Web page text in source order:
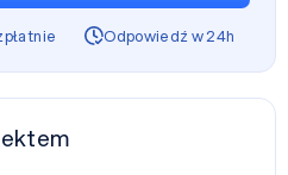
Odpowiedź w 24h